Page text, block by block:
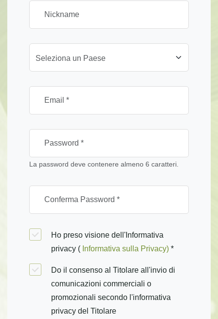
Seleziona un Paese
La password deve contenere almeno 6 caratteri.
Ho preso visione dell'Informativa
privacy ( Informativa sulla Privacy) *
Do il consenso al Titolare all'invio di
comunicazioni commerciali o
promozionali secondo l'informativa
privacy del Titolare